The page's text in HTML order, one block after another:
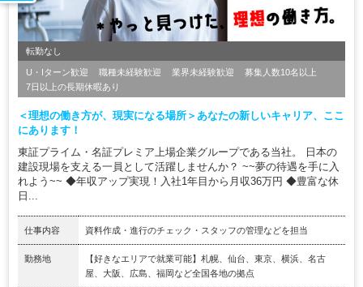
転勤なし
U・Iターン歓迎 職種未経験歓迎 業界未経験歓迎
募集人数10名以上
7日以上の長期休暇あり
＜理想の働き方が、現実になる場所＞あなたの新しいキャリア、ここ
にあります！
東証プライム・名証プレミア上場企業グループである当社。 日本の
建設現場を支える一員として活躍しませんか？ ~~夢の待遇を手に入
れよう~~ ◆年収アップ実現！入社1年目から月収36万円 ◆豊富な休
日...
仕事内容 資料作成・進行のチェック・スタッフの管理などを担当
勤務地
【好きなエリアで就業可能】札幌、仙台、東京、横浜、名古
屋、大阪、広島、福岡など全国各地の拠点